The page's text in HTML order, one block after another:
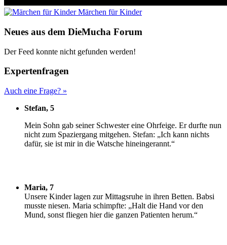
Märchen für Kinder
Neues aus dem DieMucha Forum
Der Feed konnte nicht gefunden werden!
Expertenfragen
Auch eine Frage? »
Stefan, 5
Mein Sohn gab seiner Schwester eine Ohrfeige. Er durfte nun
nicht zum Spaziergang mitgehen. Stefan: „Ich kann nichts
dafür, sie ist mir in die Watsche hineingerannt.“
Maria, 7
Unsere Kinder lagen zur Mittagsruhe in ihren Betten. Babsi
musste niesen. Maria schimpfte: „Halt die Hand vor den
Mund, sonst fliegen hier die ganzen Patienten herum.“